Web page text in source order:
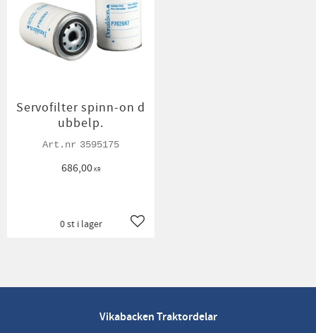
Servofilter spinn-on d
ubbelp.
3595175
686,00KR
Lägg till i favoriter
0 st i lager
Vikabacken Traktordelar